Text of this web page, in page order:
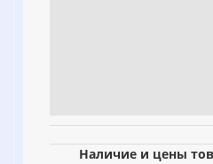
Наличие и цены